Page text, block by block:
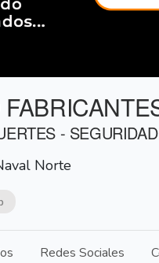
- SEGURIDAD
Norte
Redes Sociales